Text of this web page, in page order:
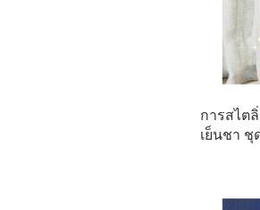
การสไต
เย็นชา ชุ